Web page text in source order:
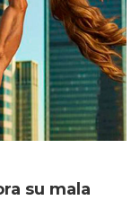
su mala